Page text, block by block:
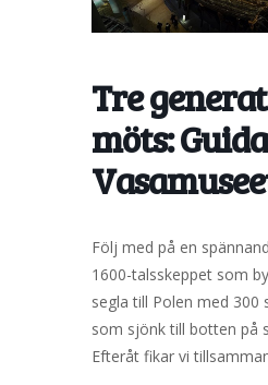
Tre
möts:
Följ med på en
1600-talsskeppet som
segla till Polen med 300
som sjönk till botten på
Efteråt fikar vi